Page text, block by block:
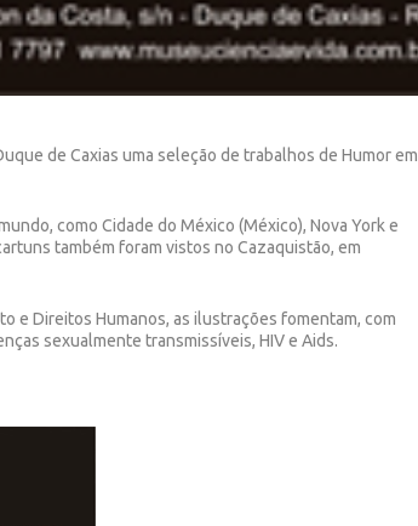
de Caxias uma seleção de trabalhos de Humor em
como Cidade do México (México), Nova York e
também foram vistos no Cazaquistão, em
e Direitos Humanos, as ilustrações fomentam, com
sexualmente transmissíveis, HIV e Aids.